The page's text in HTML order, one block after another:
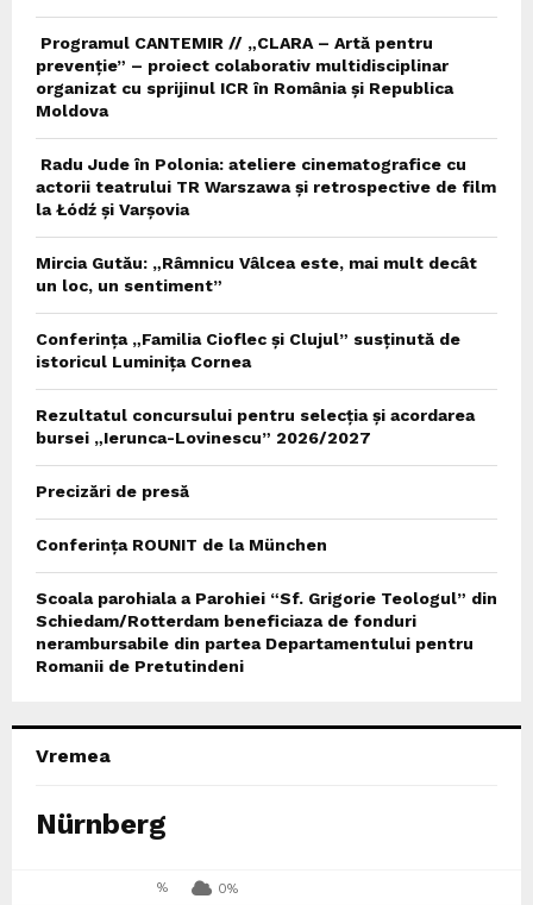
Programul CANTEMIR // „CLARA – Artă pentru
prevenție” – proiect colaborativ multidisciplinar
organizat cu sprijinul ICR în România și Republica
Moldova
Radu Jude în Polonia: ateliere cinematografice cu
actorii teatrului TR Warszawa și retrospective de film
la Łódź și Varșovia
Mircia Gutău: „Râmnicu Vâlcea este, mai mult decât
un loc, un sentiment”
Conferința „Familia Cioflec și Clujul” susținută de
istoricul Luminița Cornea
Rezultatul concursului pentru selecția și acordarea
bursei „Ierunca-Lovinescu” 2026/2027
Precizări de presă
Conferința ROUNIT de la München
Scoala parohiala a Parohiei “Sf. Grigorie Teologul” din
Schiedam/Rotterdam beneficiaza de fonduri
nerambursabile din partea Departamentului pentru
Romanii de Pretutindeni
Vremea
Nürnberg
% 0%